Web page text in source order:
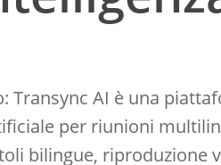
Transync AI è una
per riunioni
bilingue, riproduzione